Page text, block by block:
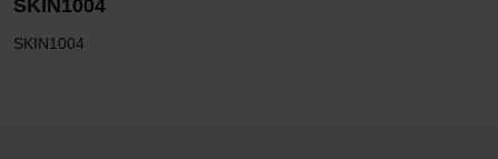
SKIN1004
SKIN1004